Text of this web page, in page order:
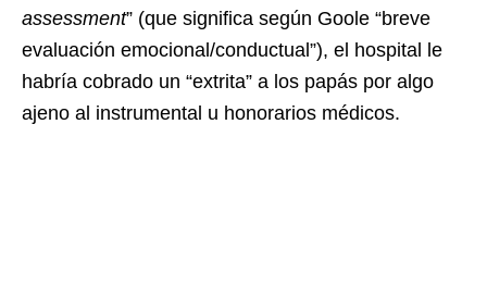
assessment” (que significa según Goole “breve
evaluación emocional/conductual”), el hospital le
habría cobrado un “extrita” a los papás por algo
ajeno al instrumental u honorarios médicos.